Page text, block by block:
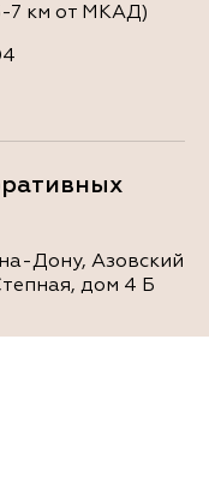
7 км от МКАД)
Дону, Азовский
дом 4 Б